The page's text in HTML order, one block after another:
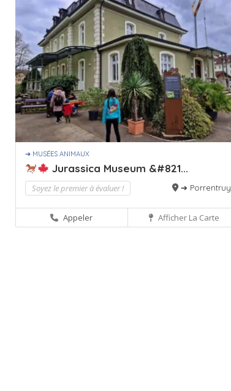
➔ MUSÉES ANIMAUX
Jurassica Museum &#821...
Soyez le premier à évaluer ! ➔ Porrentruy
Appeler Afficher La Carte